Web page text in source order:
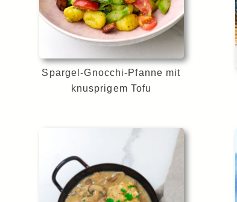
Spargel-Gnocchi-Pfanne mit
knusprigem Tofu